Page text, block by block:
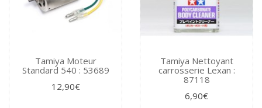
Tamiya Moteur
Standard 540 : 53689
12,90€
Tamiya Nettoyant
carrosserie Lexan :
87118
6,90€